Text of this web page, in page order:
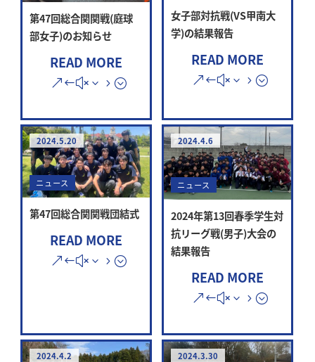
第47回総合関関戦(庭球
部女子)のお知らせ
READ MORE
女子部対抗戦(VS甲南大
学)の結果報告
READ MORE
2024.5.20
ニュース
第47回総合関関戦団結式
READ MORE
2024.4.6
ニュース
2024年第13回春季学生対
抗リーグ戦(男子)大会の
結果報告
READ MORE
2024.4.2 2024.3.30